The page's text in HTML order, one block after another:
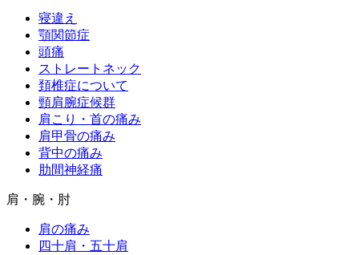
寝違え
顎関節症
頭痛
ストレートネック
頚椎症について
頸肩腕症候群
肩こり・首の痛み
肩甲骨の痛み
背中の痛み
肋間神経痛
肩・腕・肘
肩の痛み
四十肩・五十肩